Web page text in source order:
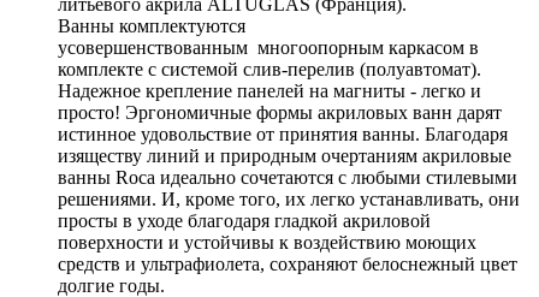
Ванны комплектуются
усовершенствованным многоопорным каркасом в
комплекте с системой слив-перелив (полуавтомат).
Надежное крепление панелей на магниты - легко и
просто! Эргономичные формы акриловых ванн дарят
истинное удовольствие от принятия ванны. Благодаря
изяществу линий и природным очертаниям акриловые
ванны Roca идеально сочетаются с любыми стилевыми
решениями. И, кроме того, их легко устанавливать, они
просты в уходе благодаря гладкой акриловой
поверхности и устойчивы к воздействию моющих
средств и ультрафиолета, сохраняют белоснежный цвет
долгие годы.